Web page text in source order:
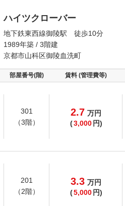
ハイツクローバー
地下鉄東西線御陵駅 徒歩10分
1989年築 / 3階建
京都市山科区御陵血洗町
部屋番号(階) 賃料 (管理費等)
301
（3階）
2.7 万円
(3,000 円)
201
（2階）
3.3 万円
(5,000 円)